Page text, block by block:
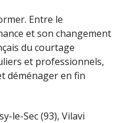
Entre le
et son changement
du courtage
et professionnels,
déménager en fin
le-Sec (93), Vilavi